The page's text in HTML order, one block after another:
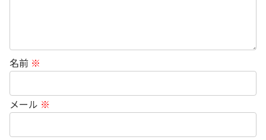
名前 ※
メール ※